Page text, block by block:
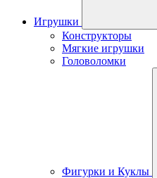
Игрушки
Конструкторы
Мягкие игрушки
Головоломки
Фигурки и Куклы